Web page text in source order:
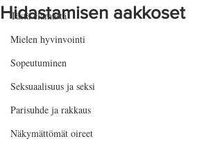
Tästä elämästä
Mielen hyvinvointi
Sopeutuminen
Seksuaalisuus ja seksi
Parisuhde ja rakkaus
Näkymättömät oireet
Hidastamisen aakkoset